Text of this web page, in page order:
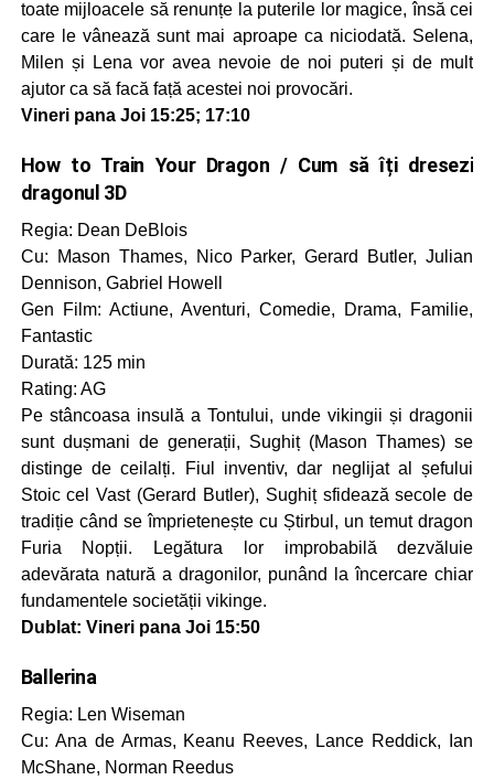
toate mijloacele să renunțe la puterile lor magice, însă cei
care le vânează sunt mai aproape ca niciodată. Selena,
Milen și Lena vor avea nevoie de noi puteri și de mult
ajutor ca să facă față acestei noi provocări.
Vineri pana Joi 15:25; 17:10
How to Train Your Dragon / Cum să îți dresezi
dragonul 3D
Regia: Dean DeBlois
Cu: Mason Thames, Nico Parker, Gerard Butler, Julian
Dennison, Gabriel Howell
Gen Film: Actiune, Aventuri, Comedie, Drama, Familie,
Fantastic
Durată: 125 min
Rating: AG
Pe stâncoasa insulă a Tontului, unde vikingii și dragonii
sunt dușmani de generații, Sughiț (Mason Thames) se
distinge de ceilalți. Fiul inventiv, dar neglijat al șefului
Stoic cel Vast (Gerard Butler), Sughiț sfidează secole de
tradiție când se împrietenește cu Știrbul, un temut dragon
Furia Nopții. Legătura lor improbabilă dezvăluie
adevărata natură a dragonilor, punând la încercare chiar
fundamentele societății vikinge.
Dublat: Vineri pana Joi 15:50
Ballerina
Regia: Len Wiseman
Cu: Ana de Armas, Keanu Reeves, Lance Reddick, Ian
McShane, Norman Reedus